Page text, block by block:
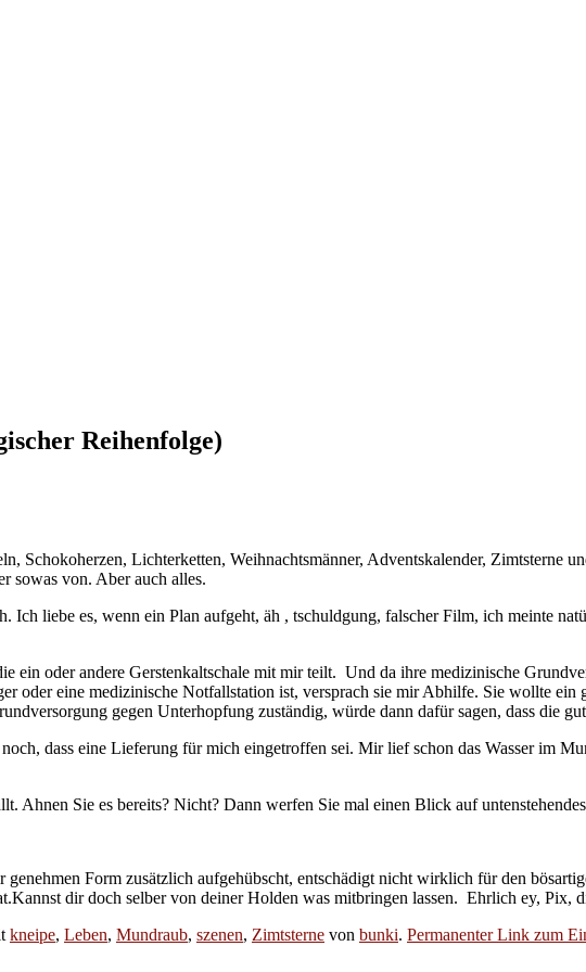
Reihenfolge)
Schokoherzen, Lichterketten, Weihnachtsmänner, Adventskalender, Zimtsterne
sowas von. Aber auch alles.
liebe es, wenn ein Plan aufgeht, äh , tschuldgung, falscher Film, ich meinte
ein oder andere Gerstenkaltschale mit mir teilt. Und da ihre medizinische
oder eine medizinische Notfallstation ist, versprach sie mir Abhilfe. Sie wollte ein
gegen Unterhopfung zuständig, würde dann dafür sagen, dass die
dass eine Lieferung für mich eingetroffen sei. Mir lief schon das Wasser im
Ahnen Sie es bereits? Nicht? Dann werfen Sie mal einen Blick auf
Form zusätzlich aufgehübscht, entschädigt nicht wirklich für den
dir doch selber von deiner Holden was mitbringen lassen. Ehrlich ey, Pix,
kneipe, Leben, Mundraub, szenen, Zimtsterne von bunki. Permanenter Link zum